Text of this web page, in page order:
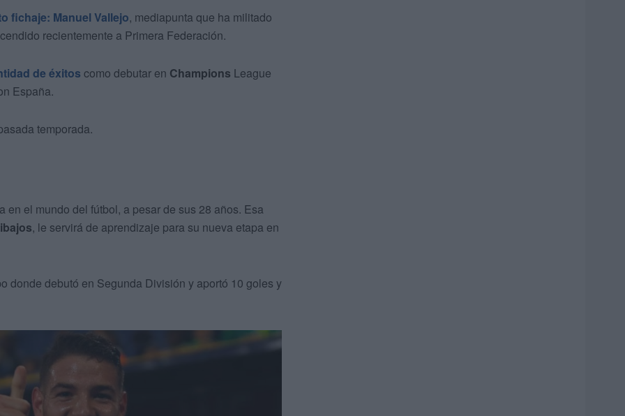
fichaje: Manuel Vallejo, mediapunta que ha militado
recientemente a Primera Federación.
de éxitos como debutar en Champions League
España.
temporada.
el mundo del fútbol, a pesar de sus 28 años. Esa
, le servirá de aprendizaje para su nueva etapa en
donde debutó en Segunda División y aportó 10 goles y